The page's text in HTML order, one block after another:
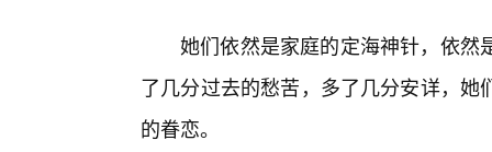
她们依然是家庭的定海神针，依然
了几分过去的愁苦，多了几分安详，
的眷恋。